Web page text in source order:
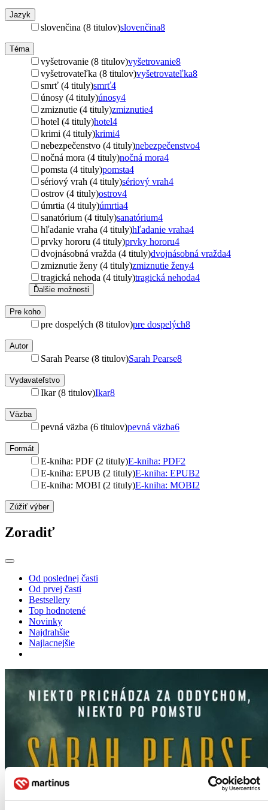
Jazyk
slovenčina (8 titulov)slovenčina8
Téma
vyšetrovanie (8 titulov)vyšetrovanie8
vyšetrovateľka (8 titulov)vyšetrovateľka8
smrť (4 tituly)smrť4
únosy (4 tituly)únosy4
zmiznutie (4 tituly)zmiznutie4
hotel (4 tituly)hotel4
krimi (4 tituly)krimi4
nebezpečenstvo (4 tituly)nebezpečenstvo4
nočná mora (4 tituly)nočná mora4
pomsta (4 tituly)pomsta4
sériový vrah (4 tituly)sériový vrah4
ostrov (4 tituly)ostrov4
úmrtia (4 tituly)úmrtia4
sanatórium (4 tituly)sanatórium4
hľadanie vraha (4 tituly)hľadanie vraha4
prvky hororu (4 tituly)prvky hororu4
dvojnásobná vražda (4 tituly)dvojnásobná vražda4
zmiznutie ženy (4 tituly)zmiznutie ženy4
tragická nehoda (4 tituly)tragická nehoda4
Ďalšie možnosti
Pre koho
pre dospelých (8 titulov)pre dospelých8
Autor
Sarah Pearse (8 titulov)Sarah Pearse8
Vydavateľstvo
Ikar (8 titulov)Ikar8
Väzba
pevná väzba (6 titulov)pevná väzba6
Formát
E-kniha: PDF (2 tituly)E-kniha: PDF2
E-kniha: EPUB (2 tituly)E-kniha: EPUB2
E-kniha: MOBI (2 tituly)E-kniha: MOBI2
Zúžiť výber
Zoradiť
Od poslednej časti
Od prvej časti
Bestsellery
Top hodnotené
Novinky
Najdrahšie
Najlacnejšie